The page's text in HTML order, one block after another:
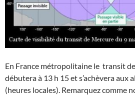
En France métropolitaine le transit
débutera à 13 h 15 et s’achèvera aux
(heures locales). Remarquez comme